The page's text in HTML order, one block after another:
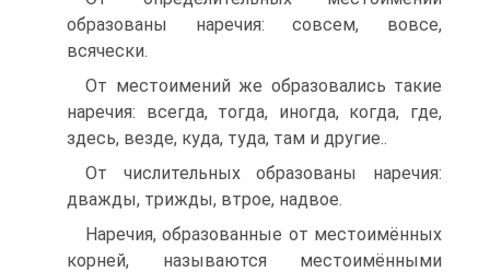
образованы наречия: совсем, вовсе,
всячески.
От местоимений же образовались такие
наречия: всегда, тогда, иногда, когда, где,
здесь, везде, куда, туда, там и другие..
От числительных образованы наречия:
дважды, трижды, втрое, надвое.
Наречия, образованные от местоимённых
корней, называются местоимёнными